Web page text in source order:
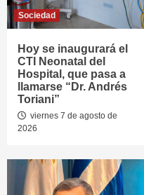
Sociedad
Hoy se inaugurará el
CTI Neonatal del
Hospital, que pasa a
llamarse “Dr. Andrés
Toriani”
viernes 7 de agosto de
2026